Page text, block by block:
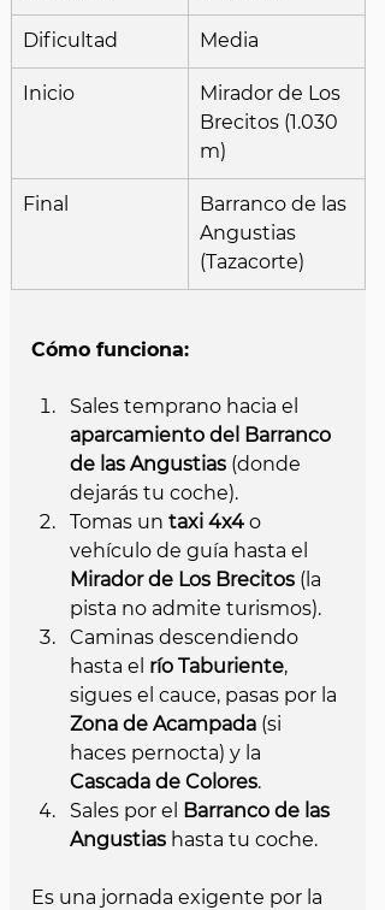
Dificultad Media
Inicio
Mirador de Los
Brecitos (1.030
m)
Final
Barranco de las
Angustias
(Tazacorte)
Cómo funciona:
Sales temprano hacia el
aparcamiento del Barranco
de las Angustias (donde
dejarás tu coche).
Tomas un taxi 4x4 o
vehículo de guía hasta el
Mirador de Los Brecitos (la
pista no admite turismos).
Caminas descendiendo
hasta el río Taburiente,
sigues el cauce, pasas por la
Zona de Acampada (si
haces pernocta) y la
Cascada de Colores.
Sales por el Barranco de las
Angustias hasta tu coche.
Es una jornada exigente por la